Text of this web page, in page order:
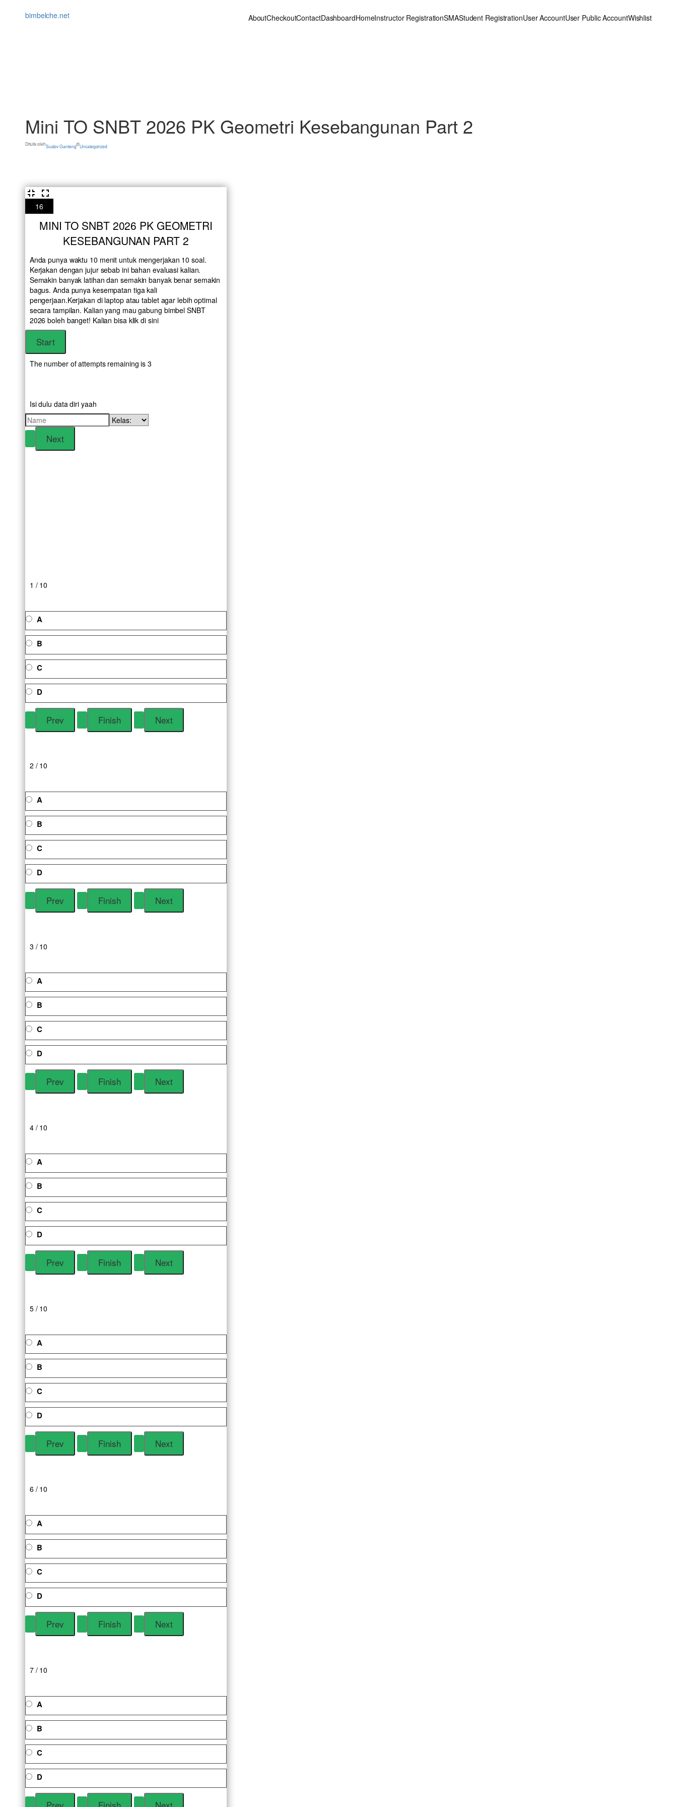
bimbelche.net AboutCheckoutContactDashboardHomeInstructor RegistrationSMAStudent RegistrationUser AccountUser Public AccountWishlist
Mini TO SNBT 2026 PK Geometri Kesebangunan Part 2
Ditulis olehSuslov GantengdiUncategorized
16
MINI TO SNBT 2026 PK GEOMETRI
KESEBANGUNAN PART 2
Anda punya waktu 10 menit untuk mengerjakan 10 soal.
Kerjakan dengan jujur sebab ini bahan evaluasi kalian.
Semakin banyak latihan dan semakin banyak benar semakin
bagus. Anda punya kesempatan tiga kali
pengerjaan.Kerjakan di laptop atau tablet agar lebih optimal
secara tampilan. Kalian yang mau gabung bimbel SNBT
2026 boleh banget! Kalian bisa klikdi sini
The number of attempts remaining is 3
Isi dulu data diri yaah
1 / 10
A
B
C
D
2 / 10
A
B
C
D
3 / 10
A
B
C
D
4 / 10
A
B
C
D
5 / 10
A
B
C
D
6 / 10
A
B
C
D
7 / 10
A
B
C
D